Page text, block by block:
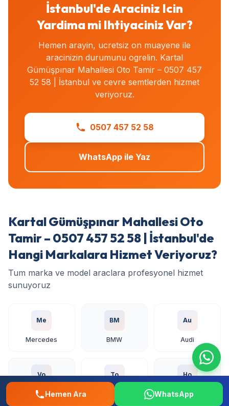
İstanbul'de Araciniz Icin
Yardima mi Ihtiyaciniz Var?
Hemen arayin, ucretsiz on muayene ile
aracinizin durumunu ogrelin. Kartal
Gümüşpınar Mahallesi Oto Tamir – 0507 457
52 58 | İstanbul ve cevre semtlerden hizmet
veriyoruz.
0507 457 52 58
WhatsApp ile Yaz
Kartal Gümüşpınar Mahallesi Oto
Tamir – 0507 457 52 58 | İstanbul'de
Hangi Markalara Hizmet Veriyoruz?
Tum marka ve model araclara profesyonel hizmet
sunuyoruz
Me
Mercedes
BM
BMW
Au
Audi
Vo
Volkswagen
To Ho
Honda
Hemen Ara WhatsApp